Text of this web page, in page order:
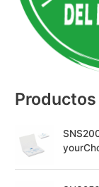
Productos